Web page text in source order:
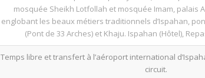
mosquée Sheikh Lotfollah et mosquée Imam, palais
englobant les beaux métiers traditionnels d’Ispahan,
(Pont de 33 Arches) et Khaju. Ispahan (Hôtel),
Temps libre et transfert à l’aéroport international
circuit.